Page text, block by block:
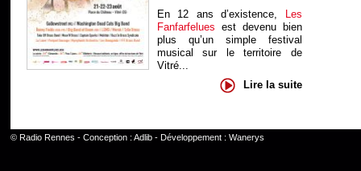
En 12 ans d’existence, Les
Fanfarfelues est devenu bien
plus qu’un simple festival
musical sur le territoire de
Vitré...
Lire la suite
© Radio Rennes - Conception : Adlib- Développement : Wanerys